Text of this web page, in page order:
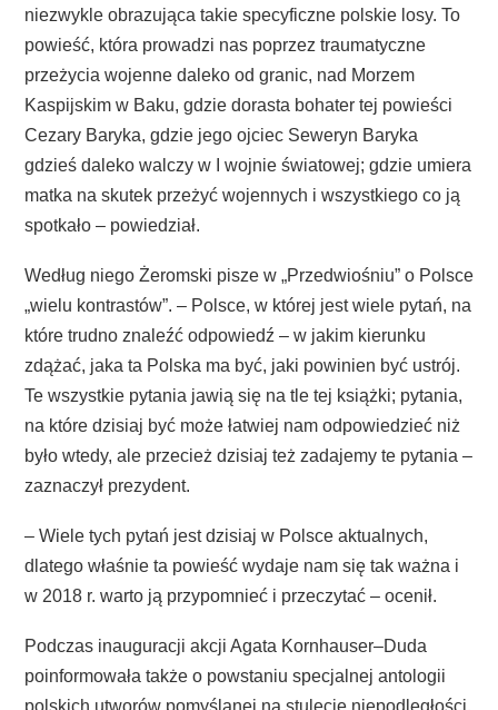
niezwykle obrazująca takie specyficzne polskie losy. To
powieść, która prowadzi nas poprzez traumatyczne
przeżycia wojenne daleko od granic, nad Morzem
Kaspijskim w Baku, gdzie dorasta bohater tej powieści
Cezary Baryka, gdzie jego ojciec Seweryn Baryka
gdzieś daleko walczy w I wojnie światowej; gdzie umiera
matka na skutek przeżyć wojennych i wszystkiego co ją
spotkało – powiedział.
Według niego Żeromski pisze w „Przedwiośniu” o Polsce
„wielu kontrastów”. – Polsce, w której jest wiele pytań, na
które trudno znaleźć odpowiedź – w jakim kierunku
zdążać, jaka ta Polska ma być, jaki powinien być ustrój.
Te wszystkie pytania jawią się na tle tej książki; pytania,
na które dzisiaj być może łatwiej nam odpowiedzieć niż
było wtedy, ale przecież dzisiaj też zadajemy te pytania –
zaznaczył prezydent.
– Wiele tych pytań jest dzisiaj w Polsce aktualnych,
dlatego właśnie ta powieść wydaje nam się tak ważna i
w 2018 r. warto ją przypomnieć i przeczytać – ocenił.
Podczas inauguracji akcji Agata Kornhauser–Duda
poinformowała także o powstaniu specjalnej antologii
polskich utworów pomyślanej na stulecie niepodległości.